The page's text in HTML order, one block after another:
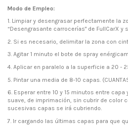
Modo de Empleo:
1. Limpiar y desengrasar perfectamente la
“Desengrasante carrocerías" de FullCarX y
2. Si es necesario, delimitar la zona con
3. Agitar 1 minuto el bote de spray
4. Aplicar en paralelo a la superficie a 20 -
5. Pintar una media de 8-10 capas.
6. Esperar entre 10 y 15 minutos entre
suave, de imprimación, sin cubrir de color
sucesivas capas se irá cubriendo.
7. Ir cargando las últimas capas para que